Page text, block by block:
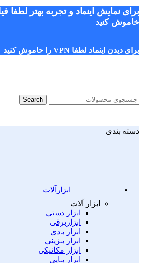
برای نمایش اینماد و تجربه بهتر لطفا
خاموش کنید
برای دیدن اینماد لطفا VPN را خاموش کنید
Search
دسته بندی
ابزارآلات
ابزار آلات
ابزار دستی
ابزاربرقی
ابزار بادی
ابزار بنزینی
ابزار مکانیکی
ابزار بنایی